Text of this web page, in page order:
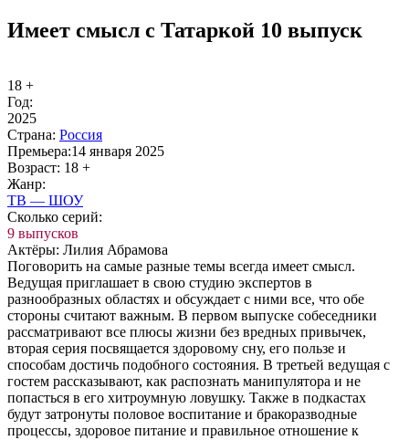
Имеет смысл с Татаркой 10 выпуск
18 +
Год:
2025
Стра­на: Рос­сия
Пре­мье­ра:14 января 2025
Воз­раст: 18 +
Жанр:
ТВ — ШОУ
Сколь­ко се­рий:
9 выпусков
Ак­тё­ры: Лилия Абрамова
Поговорить на самые разные темы всегда имеет смысл.
Ведущая приглашает в свою студию экспертов в
разнообразных областях и обсуждает с ними все, что обе
стороны считают важным. В первом выпуске собеседники
рассматривают все плюсы жизни без вредных привычек,
вторая серия посвящается здоровому сну, его пользе и
способам достичь подобного состояния. В третьей ведущая с
гостем рассказывают, как распознать манипулятора и не
попасться в его хитроумную ловушку. Также в подкастах
будут затронуты половое воспитание и бракоразводные
процессы, здоровое питание и правильное отношение к